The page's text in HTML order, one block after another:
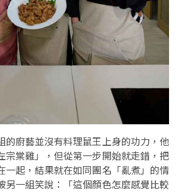
的廚藝並沒有料理鼠王上身的功力，他
宗棠雞」，但從第一步開始就走錯，把
一起，結果就在如同團名「亂煮」的情
另一組笑說：「這個顏色怎麼感覺比較